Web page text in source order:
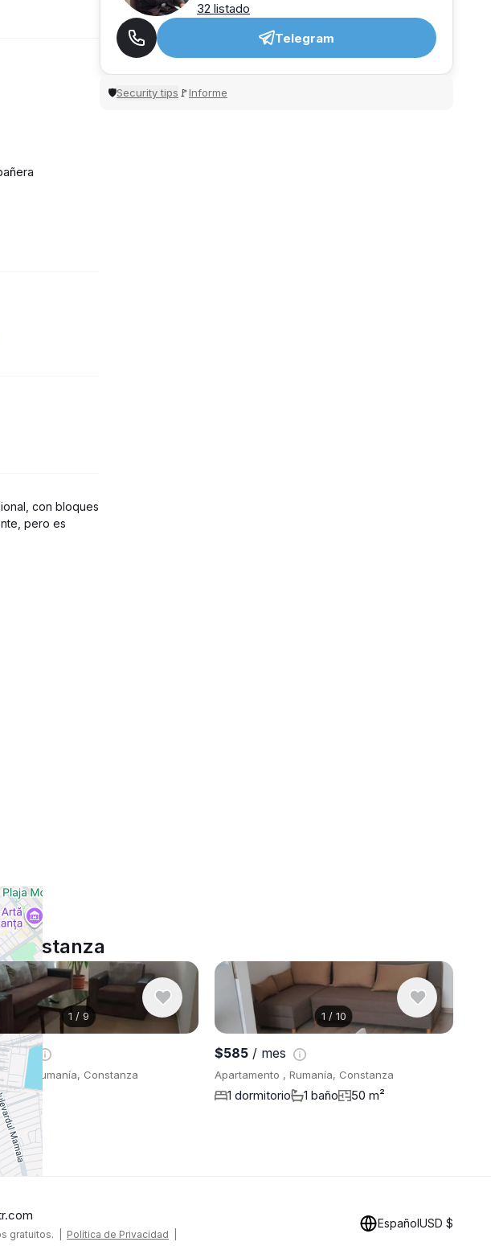
con bloques
pero es
32 listado
Telegram
🛡Security tips 🚩Informe
1 / 9
, Rumanía, Constanza
1 / 10
$585/ mes
Apartamento , Rumanía, Constanza
1 dormitorio 1 baño 50 m²
gratuitos. | Política de Privacidad
EspañolUSD $